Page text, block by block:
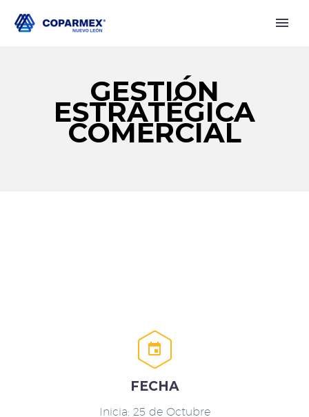
GESTIÓN
ESTRATÉGICA
COMERCIAL


FECHA
Inicia: 25 de Octubre